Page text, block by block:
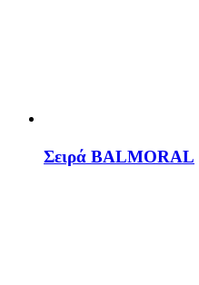
Σειρά BALMORAL